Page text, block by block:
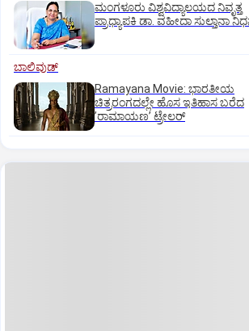
ಮಂಗಳೂರು ವಿಶ್ವವಿದ್ಯಾಲಯದ ನಿವೃತ್ತ
ಪ್ರಾಧ್ಯಾಪಕಿ ಡಾ. ವಹೀದಾ ಸುಲ್ತಾನಾ
ಬಾಲಿವುಡ್‌
Ramayana Movie: ಭಾರತೀಯ
ಚಿತ್ರರಂಗದಲ್ಲೇ ಹೊಸ ಇತಿಹಾಸ ಬರೆದ
ʼರಾಮಾಯಣʼ ಟ್ರೇಲರ್